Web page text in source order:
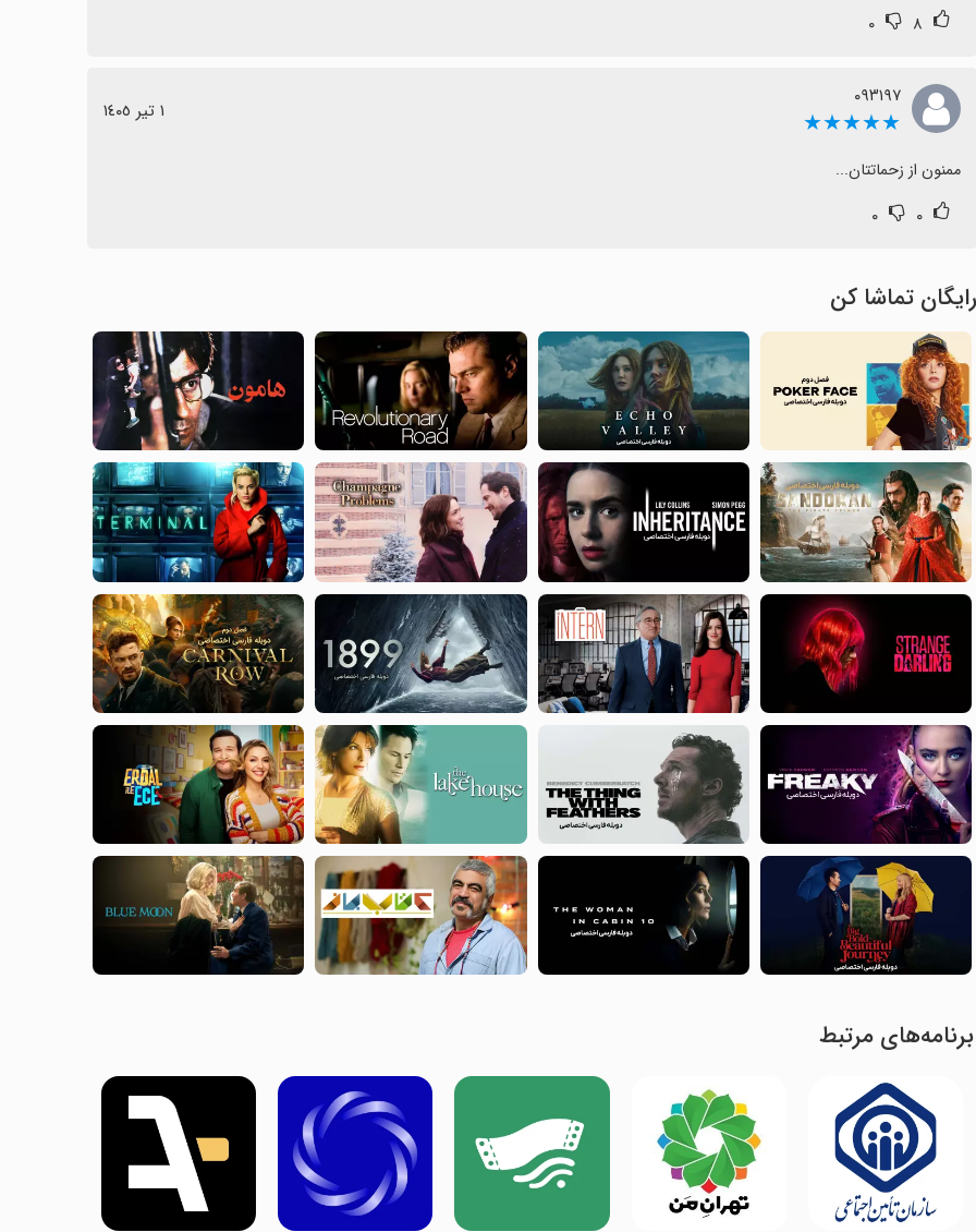
۸ ۰
۰۹۳۱۹۷
★★★★★ ١ تیر ١٤٠٥
ممنون از زحماتتان...
۰ ۰
رایگان تماشا کن
برنامه‌های مرتبط